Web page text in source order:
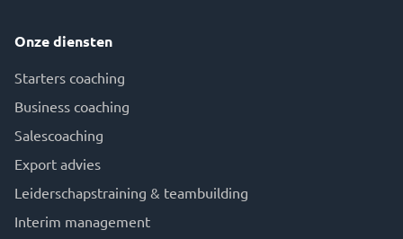
Onze diensten
Starters coaching
Business coaching
Salescoaching
Export advies
Leiderschapstraining & teambuilding
Interim management